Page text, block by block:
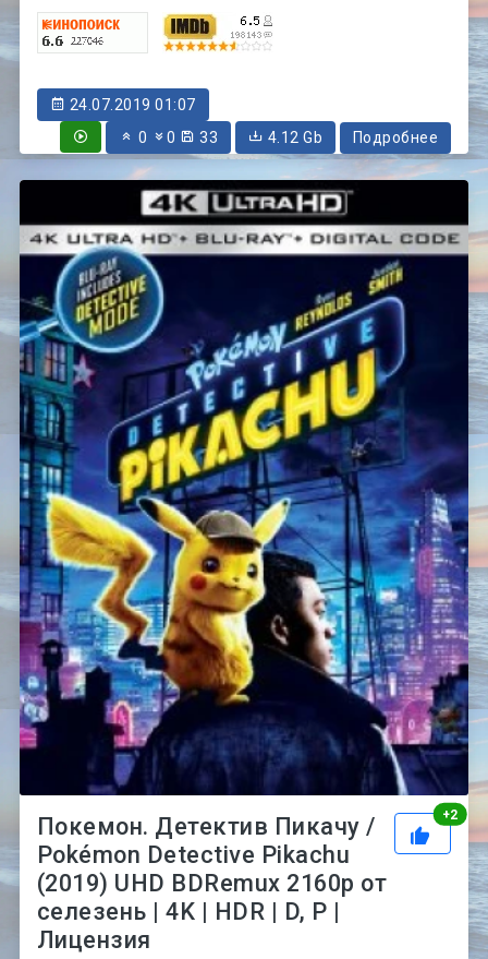
24.07.2019 01:07
0
0 33 4.12 Gb Подробнее
+2
Покемон. Детектив Пикачу /
Pokémon Detective Pikachu
(2019) UHD BDRemux 2160p от
селезень | 4K | HDR | D, P |
Лицензия